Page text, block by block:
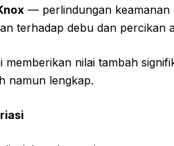
— perlindungan keamanan
terhadap debu dan percikan
memberikan nilai tambah
namun lengkap.